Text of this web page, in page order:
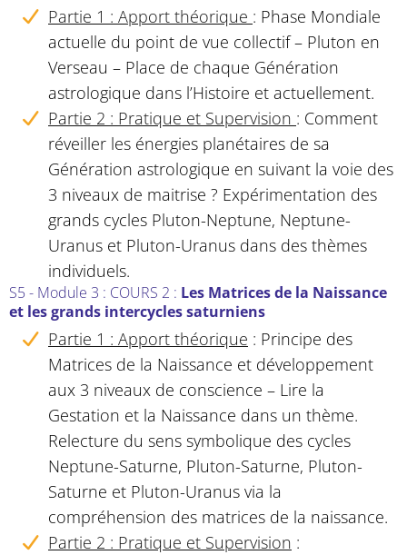
Partie 1 : Apport théorique : Phase Mondiale
actuelle du point de vue collectif – Pluton en
Verseau – Place de chaque Génération
astrologique dans l’Histoire et actuellement.
Partie 2 : Pratique et Supervision : Comment
réveiller les énergies planétaires de sa
Génération astrologique en suivant la voie des
3 niveaux de maitrise ? Expérimentation des
grands cycles Pluton-Neptune, Neptune-
Uranus et Pluton-Uranus dans des thèmes
individuels.
S5 - Module 3 : COURS 2 : Les Matrices de la Naissance
et les grands intercycles saturniens
Partie 1 : Apport théorique : Principe des
Matrices de la Naissance et développement
aux 3 niveaux de conscience – Lire la
Gestation et la Naissance dans un thème.
Relecture du sens symbolique des cycles
Neptune-Saturne, Pluton-Saturne, Pluton-
Saturne et Pluton-Uranus via la
compréhension des matrices de la naissance.
Partie 2 : Pratique et Supervision :